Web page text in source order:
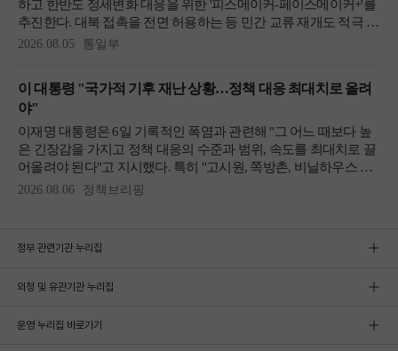
정부 관련기관 누리집
외청 및 유관기관 누리집
운영 누리집 바로가기